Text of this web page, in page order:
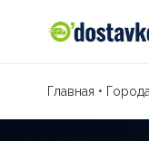
Главная • Города